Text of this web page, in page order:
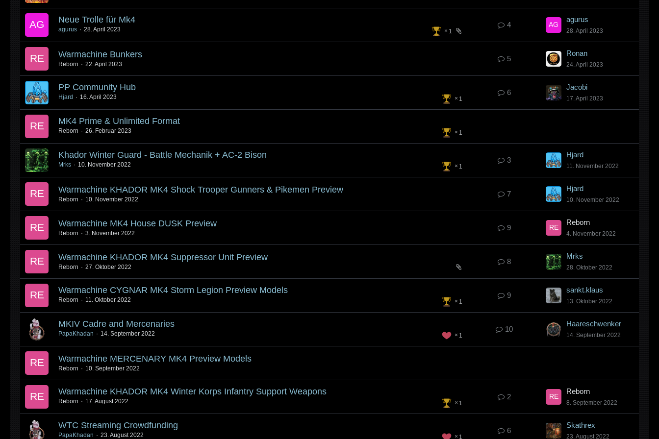
Neue Trolle für Mk4
1
agurus 28. April 2023
4
agurus
28. April 2023
Warmachine Bunkers
Reborn 22. April 2023
5
Ronan
24. April 2023
PP Community Hub
1
Hjard 16. April 2023
6
Jacobi
17. April 2023
MK4 Prime & Unlimited Format
1
Reborn 26. Februar 2023
Khador Winter Guard - Battle Mechanik + AC-2 Bison
1
Mrks 10. November 2022
3
Hjard
11. November 2022
Warmachine KHADOR MK4 Shock Trooper Gunners & Pikemen Preview
Reborn 10. November 2022
7
Hjard
10. November 2022
Warmachine MK4 House DUSK Preview
Reborn 3. November 2022
9
Reborn
4. November 2022
Warmachine KHADOR MK4 Suppressor Unit Preview
Reborn 27. Oktober 2022
8
Mrks
28. Oktober 2022
Warmachine CYGNAR MK4 Storm Legion Preview Models
1
Reborn 11. Oktober 2022
9
sankt.klaus
13. Oktober 2022
MKIV Cadre and Mercenaries
1
PapaKhadan 14. September 2022
10
Haareschwenker
14. September 2022
Warmachine MERCENARY MK4 Preview Models
Reborn 10. September 2022
Warmachine KHADOR MK4 Winter Korps Infantry Support Weapons
1
Reborn 17. August 2022
2
Reborn
8. September 2022
WTC Streaming Crowdfunding
1
PapaKhadan 23. August 2022
6
Skathrex
23. August 2022